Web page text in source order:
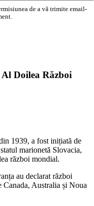
de a vă trimite email-
Doilea Război
1939, a fost inițiată de
marionetă Slovacia,
război mondial.
au declarat război
Canada, Australia și Noua